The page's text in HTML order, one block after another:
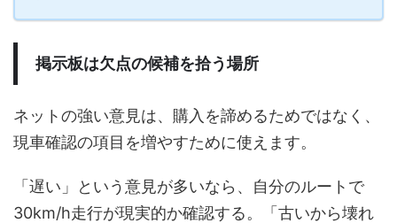
掲示板は欠点の候補を拾う場所
ネットの強い意見は、購入を諦めるためではなく、
現車確認の項目を増やすために使えます。
「遅い」という意見が多いなら、自分のルートで
30km/h走行が現実的か確認する。「古いから壊れ